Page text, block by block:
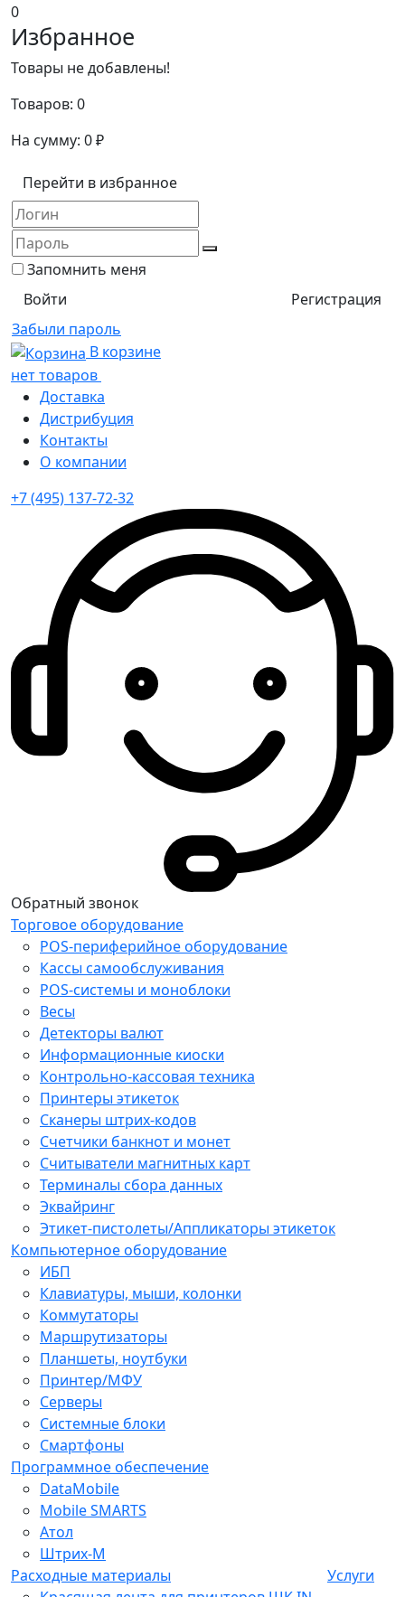
0
Избранное
Товары не добавлены!
Товаров: 0
На сумму: 0₽
Перейти в избранное
Запомнить меня
Регистрация
Забыли пароль
В корзине
нет товаров
Доставка
Дистрибуция
Контакты
О компании
+7 (495) 137-72-32
Обратный звонок
Торговое оборудование
POS-периферийное оборудование
Кассы самообслуживания
POS-системы и моноблоки
Весы
Детекторы валют
Информационные киоски
Контрольно-кассовая техника
Принтеры этикеток
Сканеры штрих-кодов
Счетчики банкнот и монет
Считыватели магнитных карт
Терминалы сбора данных
Эквайринг
Этикет-пистолеты/Аппликаторы этикеток
Компьютерное оборудование
ИБП
Клавиатуры, мыши, колонки
Коммутаторы
Маршрутизаторы
Планшеты, ноутбуки
Принтер/МФУ
Серверы
Системные блоки
Смартфоны
Программное обеспечение
DataMobile
Mobile SMARTS
Атол
Штрих-М
Расходные материалы
Услуги